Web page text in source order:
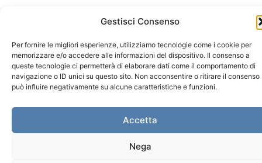
Gestisci Consenso
Per fornire le migliori esperienze, utilizziamo tecnologie come i cookie per
memorizzare e/o accedere alle informazioni del dispositivo. Il consenso a
queste tecnologie ci permetterà di elaborare dati come il comportamento di
navigazione o ID unici su questo sito. Non acconsentire o ritirare il consenso
può influire negativamente su alcune caratteristiche e funzioni.
Accetta
Nega